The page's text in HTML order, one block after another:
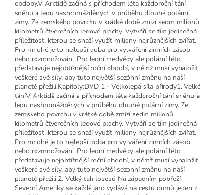
obdoby.V Arktidě začíná s příchodem léta každoroční tání
sněhu a ledu nashromážděných v průběhu dlouhé polární
zimy. Ze zemského povrchu v krátké době zmizí sedm milionů
kilometrů čtverečních ledové plochy. Vytváří se tím jedinečná
příležitost, kterou se snaží využít miliony nejrůznějších zvířat.
Pro mnohé je to nejlepší doba pro vytváření zimních zásob
nebo rozmnožování. Pro lední medvědy ale polární léto
představuje nejobtížnější roční období, v němž musí vynaložit
veškeré své síly, aby tuto největší sezónní změnu na naší
planetě přežili.Kapitoly:DVD 1 - Velkolepá síla přírody1. Velké
táníV Arktidě začíná s příchodem léta každoroční tání sněhu a
ledu nashromážděných v průběhu dlouhé polární zimy. Ze
zemského povrchu v krátké době zmizí sedm milionů
kilometrů čtverečních ledové plochy. Vytváří se tím jedinečná
příležitost, kterou se snaží využít miliony nejrůznějších zvířat.
Pro mnohé je to nejlepší doba pro vytváření zimních zásob
nebo rozmnožování. Pro lední medvědy ale polární léto
představuje nejobtížnější roční období, v němž musí vynaložit
veškeré své síly, aby tuto největší sezonní změnu na naší
planetě přežili.2. Velký tah lososů Na západním pobřeží
Severní Ameriky se každé jaro vydává na cestu domů jeden z